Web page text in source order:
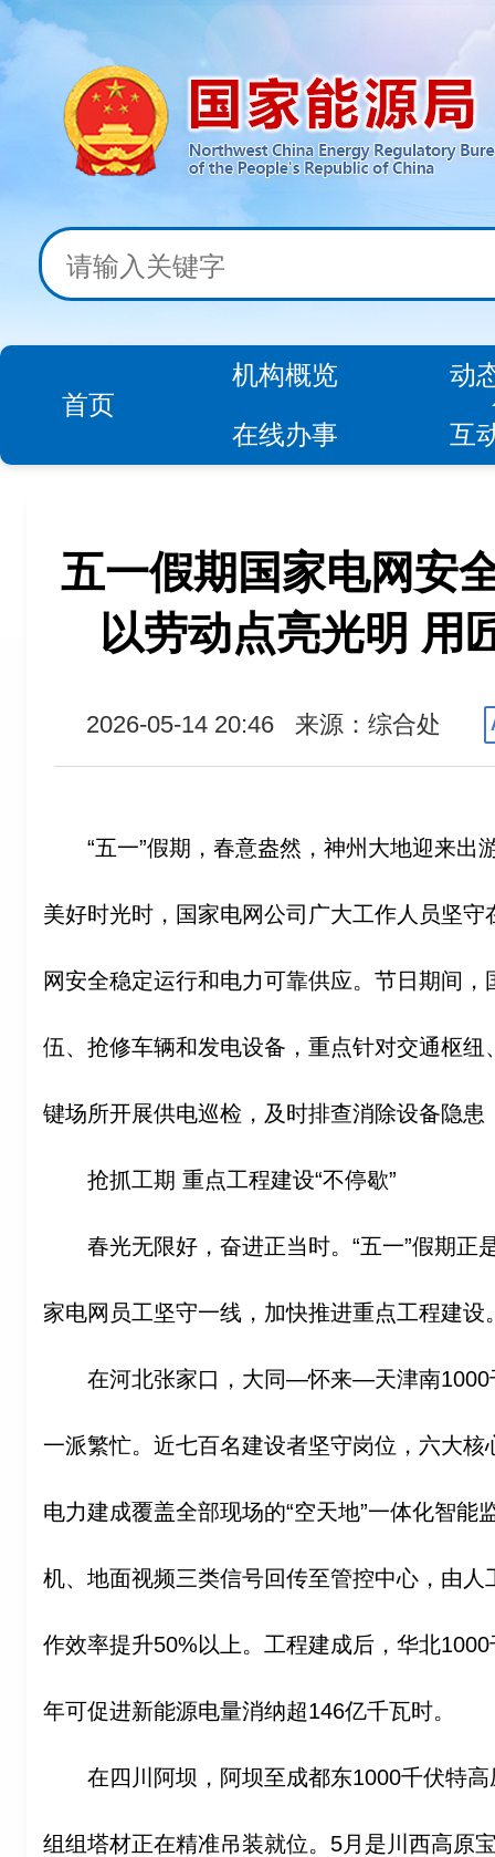
首页
机构概览
动
在线办事
互
五一假期国家电网安
以劳动点亮光明 用
2026-05-14 20:46 来源：综合处
“五一”假期，春意盎然，神州大地迎来出
美好时光时，国家电网公司广大工作人员坚
网安全稳定运行和电力可靠供应。节日期间
伍、抢修车辆和发电设备，重点针对交通枢
键场所开展供电巡检，及时排查消除设备隐
抢抓工期 重点工程建设“不停歇”
春光无限好，奋进正当时。“五一”假期正
家电网员工坚守一线，加快推进重点工程建设
在河北张家口，大同—怀来—天津南1000
一派繁忙。近七百名建设者坚守岗位，六大
电力建成覆盖全部现场的“空天地”一体化智能
机、地面视频三类信号回传至管控中心，由
作效率提升50%以上。工程建成后，华北
年可促进新能源电量消纳超146亿千瓦时。
在四川阿坝，阿坝至成都东1000千伏特
组组塔材正在精准吊装就位。5月是川西高原